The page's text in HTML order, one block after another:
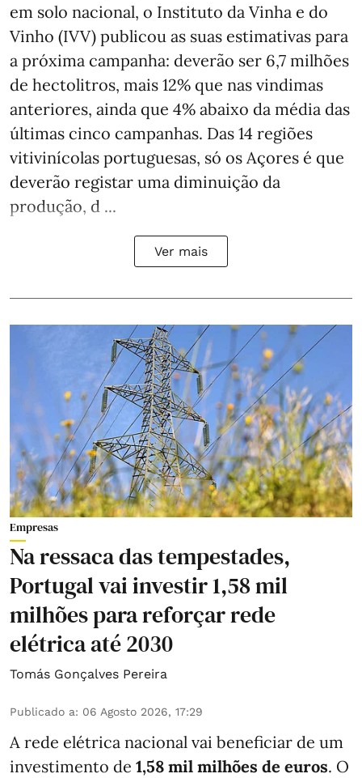
em solo nacional, o Instituto da Vinha e do
Vinho (IVV) publicou as suas estimativas para
a próxima campanha: deverão ser 6,7 milhões
de hectolitros, mais 12% que nas vindimas
anteriores, ainda que 4% abaixo da média das
últimas cinco campanhas. Das 14 regiões
vitivinícolas portuguesas, só os Açores é que
deverão registar uma diminuição da
produção, d ...
Ver mais
Empresas
Na ressaca das tempestades,
Portugal vai investir 1,58 mil
milhões para reforçar rede
elétrica até 2030
Tomás Gonçalves Pereira
Publicado a: 06 Agosto 2026, 17:29
A rede elétrica nacional vai beneficiar de um
investimento de 1,58 mil milhões de euros. O